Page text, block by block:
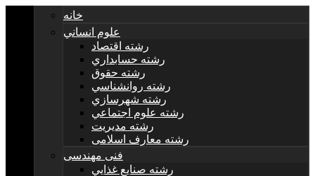
خانه
علوم انساني
رشته اقتصاد
رشته حسابداري
رشته حقوق
رشته روانشناسي
رشته شهرسازي
رشته علوم اجتماعي
رشته مديريت
رشته معارف اسلامی
فنی مهندسی
رشته صنايع غذايي